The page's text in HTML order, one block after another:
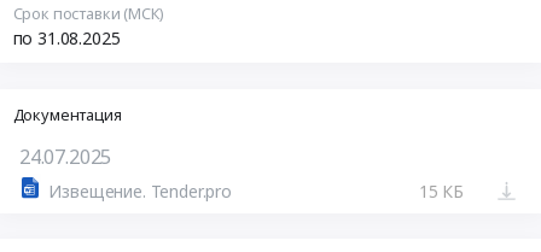
Срок поставки (МСК)
по 31.08.2025
Документация
24.07.2025
Извещение. Tender.pro 15 КБ